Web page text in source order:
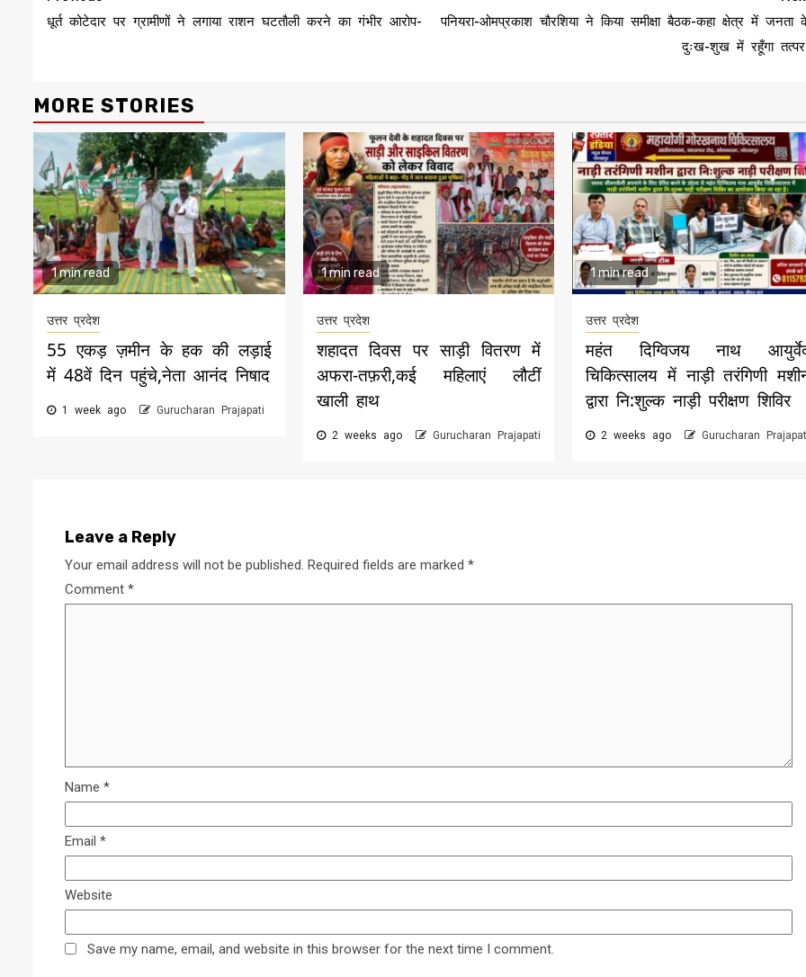
Reading
धूर्त कोटेदार पर ग्रामीणों ने लगाया राशन घटतौली करने का गंभीर आरोप-
पनियरा-ओमप्रकाश चौरशिया ने किया समीक्षा बैठक-कहा क्षेत्र में जनता
दुःख-शुख में रहूँगा
MORE STORIES
1 min read
उत्तर प्रदेश
55 एकड़ ज़मीन के हक की लड़ाई
में 48वें दिन पहुंचे,नेता आनंद निषाद
1 week ago Gurucharan Prajapati
1 min read
उत्तर प्रदेश
शहादत दिवस पर साड़ी वितरण में
अफरा-तफ़री,कई महिलाएं लौटीं
खाली हाथ
2 weeks ago Gurucharan Prajapati
1 min read
उत्तर प्रदेश
महंत दिग्विजय नाथ
चिकित्सालय में नाड़ी तरंगिणी
द्वारा नि:शुल्क नाड़ी परीक्षण शिविर
2 weeks ago Gurucharan
Leave a Reply
Your email address will not be published. Required fields are marked *
Comment *
Name *
Email *
Website
Save my name, email, and website in this browser for the next time I comment.